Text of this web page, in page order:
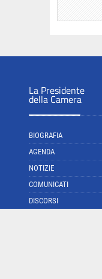
La Presidente
della Camera
BIOGRAFIA
AGENDA
NOTIZIE
COMUNICATI
DISCORSI